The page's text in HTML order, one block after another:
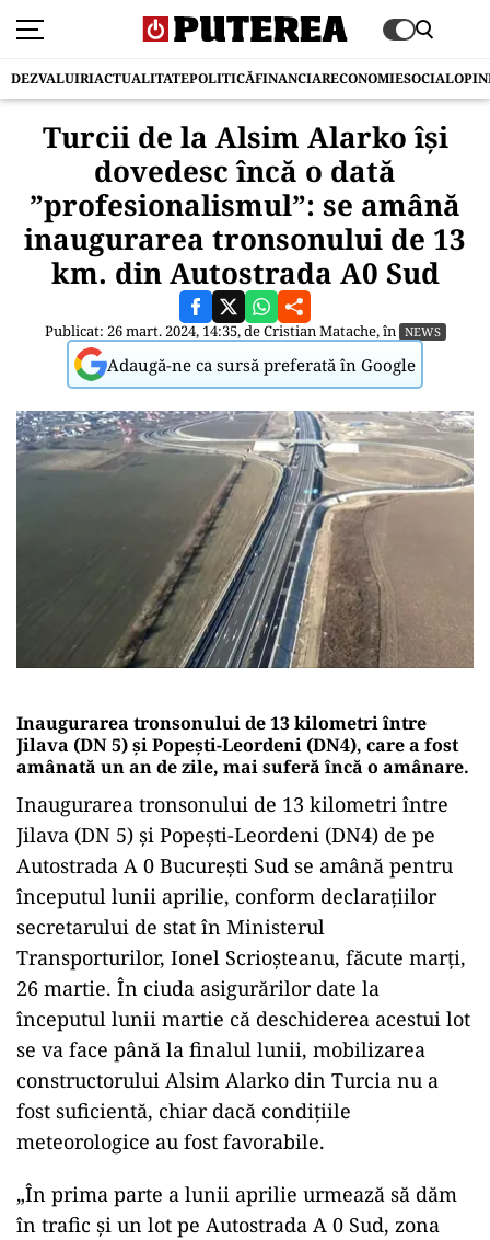
DEZVALUIRIACTUALITATEPOLITICĂFINANCIARECONOMIESOCIAL
Turcii de la Alsim Alarko își
dovedesc încă o dată
”profesionalismul”: se amână
inaugurarea tronsonului de 13
km. din Autostrada A0 Sud
Publicat: 26 mart. 2024, 14:35, deCristian Matache, în NEWS
Adaugă-ne ca sursă preferată în Google
Inaugurarea tronsonului de 13 kilometri între
Jilava (DN 5) și Popești-Leordeni (DN4), care a fost
amânată un an de zile, mai suferă încă o amânare.
Inaugurarea tronsonului de 13 kilometri între
Jilava (DN 5) și Popești-Leordeni (DN4) de pe
Autostrada A 0 București Sud se amână pentru
începutul lunii aprilie, conform declarațiilor
secretarului de stat în Ministerul
Transporturilor, Ionel Scrioșteanu, făcute marți,
26 martie. În ciuda asigurărilor date la
începutul lunii martie că deschiderea acestui lot
se va face până la finalul lunii, mobilizarea
constructorului Alsim Alarko din Turcia nu a
fost suficientă, chiar dacă condițiile
meteorologice au fost favorabile.
„În prima parte a lunii aprilie urmează să dăm
în trafic și un lot pe Autostrada A 0 Sud, zona